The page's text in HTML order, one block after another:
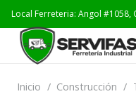
Local Ferreteria: Angol #1058,
Inicio / Construcción /